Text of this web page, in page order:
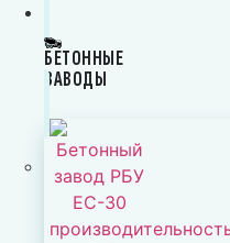
БЕТОННЫЕ
ЗАВОДЫ